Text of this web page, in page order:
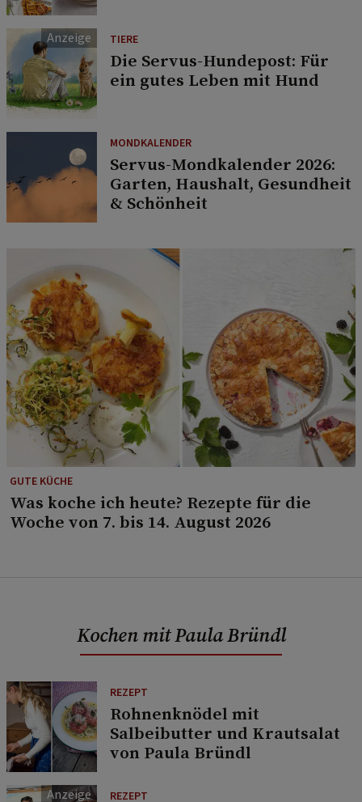
TIERE
Die Servus-Hundepost: Für
ein gutes Leben mit Hund
MONDKALENDER
Servus-Mondkalender 2026:
Garten, Haushalt, Gesundheit
& Schönheit
GUTE KÜCHE
Was koche ich heute? Rezepte für die
Woche von 7. bis 14. August 2026
Kochen mit Paula Bründl
REZEPT
Rohnenknödel mit
Salbeibutter und Krautsalat
von Paula Bründl
REZEPT